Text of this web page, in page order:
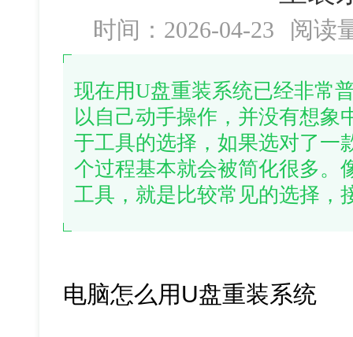
时间：2026-04-23 阅读
现在用U盘重装系统已经非常
以自己动手操作，并没有想象
于工具的选择，如果选对了一
个过程基本就会被简化很多。
工具，就是比较常见的选择，
电脑怎么用U盘重装系统